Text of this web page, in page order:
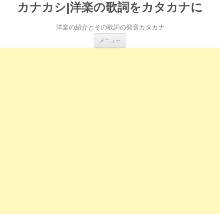
カナカシ|洋楽の歌詞をカタカナに
洋楽の紹介とその歌詞の発音カタカナ
メニュー